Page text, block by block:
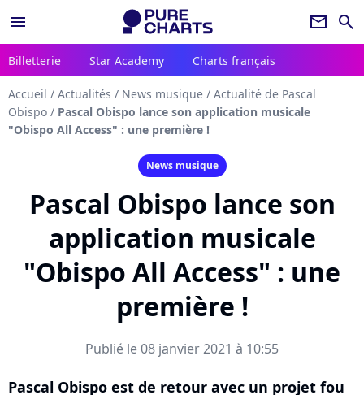
menu newsletter search
Billetterie Star Academy Charts français
Accueil / Actualités / News musique / Actualité de Pascal
Obispo / Pascal Obispo lance son application musicale
"Obispo All Access" : une première !
News musique
Pascal Obispo lance son
application musicale
"Obispo All Access" : une
première !
Publié le 08 janvier 2021 à 10:55
Pascal Obispo est de retour avec un projet fou